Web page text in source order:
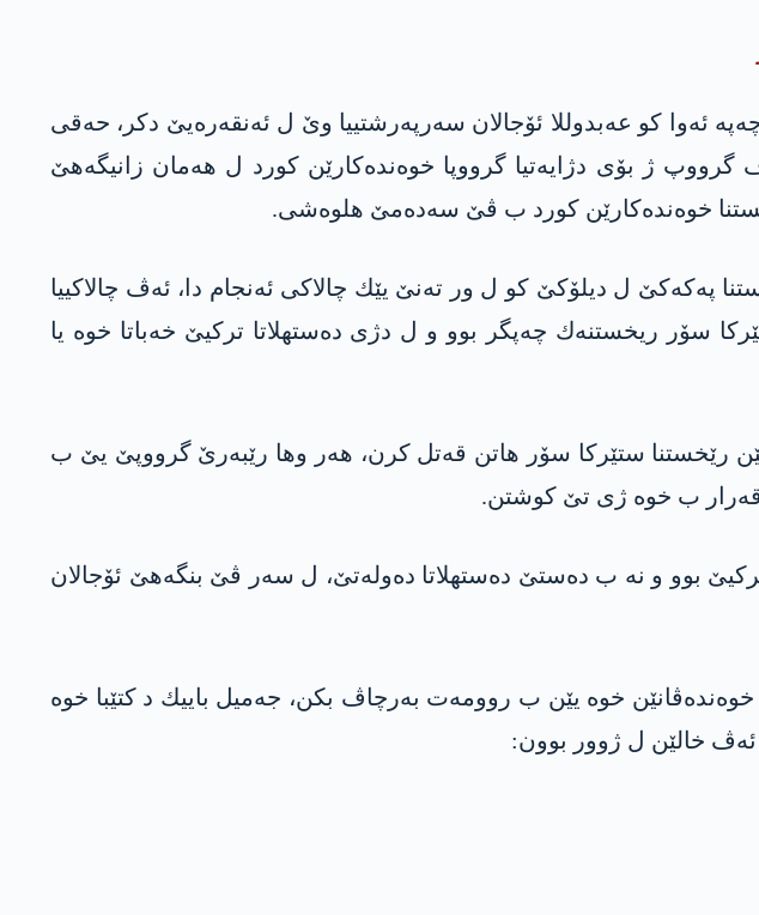
ئه‌وا كو عه‌بدوللا ئۆجالان سه‌رپه‌رشتییا وێ ل ئه‌نقه‌ره‌یێ دكر، حه‌قى
ژ بۆی دژایه‌تیا گرووپا خوه‌نده‌كارێن كورد ل هه‌مان زانیگه‌هێ
خوه‌نده‌كارێن كورد ب ڤێ سه‌ده‌مێ هلوه‌شی.
په‌كه‌كێ ل دیلۆكێ كو ل ور ته‌نێ یێك چالاكی ئه‌نجام دا، ئه‌ڤ چالاكییا
سۆر ریخستنه‌ك چه‌پگر بوو و ل دژى ده‌ستهلاتا تركیێ خه‌باتا خوه‌ یا
رێخستنا ستێركا سۆر هاتن قه‌تل كرن، هه‌ر وها رێبه‌رێ گرووپێ یێ ب
قه‌رار ب خوه‌ ژى تێ كوشتن.
تركیێ بوو و نه‌ ب ده‌ستێ ده‌ستهلاتا ده‌وله‌تێ، ل سه‌ر ڤێ بنگه‌هێ ئۆجالان
خوه‌نده‌ڤانێن خوه‌ یێن ب روومه‌ت به‌رچاڤ بكن، جه‌میل باییك د كتێبا خوه‌